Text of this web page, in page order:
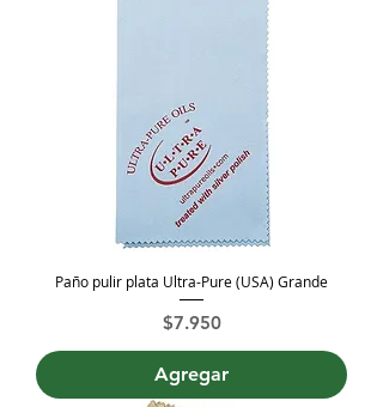
Paño pulir plata Ultra-Pure (USA) Grande
Precio
$7.950
Agregar